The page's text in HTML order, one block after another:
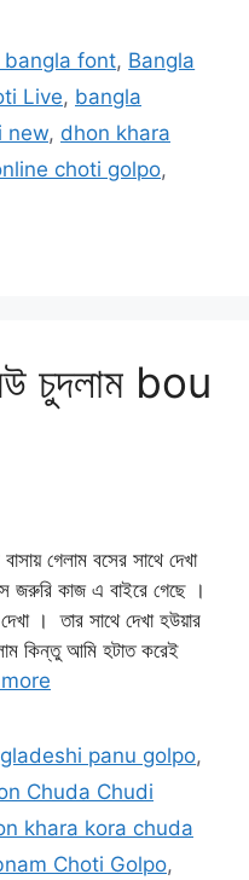
bangla font, Bangla
Live, bangla
new, dhon khara
choti golpo,
চুদলাম bou
গেলাম বসের সাথে দেখা
জরুরি কাজ এ বাইরে গেছে ।
। তার সাথে দেখা হউয়ার
কিন্তু আমি হটাত করেই
panu golpo,
Chuda Chudi
khara kora chuda
Choti Golpo,